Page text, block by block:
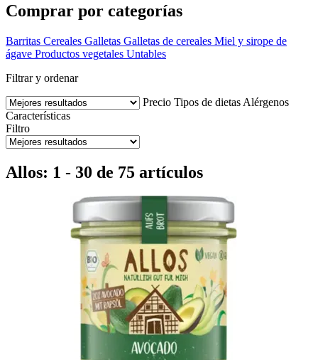
Comprar por categorías
Barritas Cereales Galletas Galletas de cereales Miel y sirope de
ágave Productos vegetales Untables
Filtrar y ordenar
Precio Tipos de dietas Alérgenos
Características
Filtro
Allos: 1 - 30 de 75 artículos